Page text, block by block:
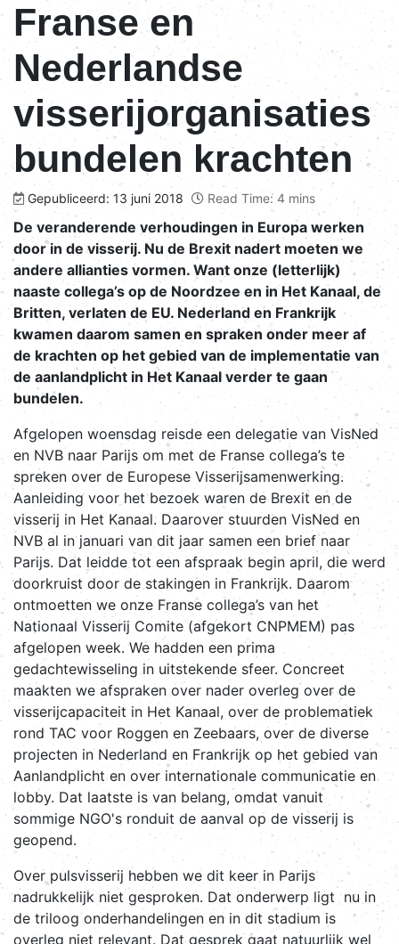
Franse en
Nederlandse
visserijorganisaties
bundelen krachten
Gepubliceerd: 13 juni 2018 Read Time: 4 mins
De veranderende verhoudingen in Europa werken
door in de visserij. Nu de Brexit nadert moeten we
andere allianties vormen. Want onze (letterlijk)
naaste collega’s op de Noordzee en in Het Kanaal, de
Britten, verlaten de EU. Nederland en Frankrijk
kwamen daarom samen en spraken onder meer af
de krachten op het gebied van de implementatie van
de aanlandplicht in Het Kanaal verder te gaan
bundelen.
Afgelopen woensdag reisde een delegatie van VisNed
en NVB naar Parijs om met de Franse collega’s te
spreken over de Europese Visserijsamenwerking.
Aanleiding voor het bezoek waren de Brexit en de
visserij in Het Kanaal. Daarover stuurden VisNed en
NVB al in januari van dit jaar samen een brief naar
Parijs. Dat leidde tot een afspraak begin april, die werd
doorkruist door de stakingen in Frankrijk. Daarom
ontmoetten we onze Franse collega’s van het
Nationaal Visserij Comite (afgekort CNPMEM) pas
afgelopen week. We hadden een prima
gedachtewisseling in uitstekende sfeer. Concreet
maakten we afspraken over nader overleg over de
visserijcapaciteit in Het Kanaal, over de problematiek
rond TAC voor Roggen en Zeebaars, over de diverse
projecten in Nederland en Frankrijk op het gebied van
Aanlandplicht en over internationale communicatie en
lobby. Dat laatste is van belang, omdat vanuit
sommige NGO's ronduit de aanval op de visserij is
geopend.
Over pulsvisserij hebben we dit keer in Parijs
nadrukkelijk niet gesproken. Dat onderwerp ligt nu in
de triloog onderhandelingen en in dit stadium is
overleg niet relevant. Dat gesprek gaat natuurlijk wel